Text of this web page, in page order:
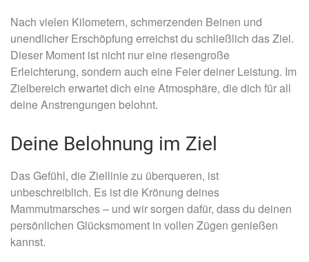
Nach vielen Kilometern, schmerzenden Beinen und
unendlicher Erschöpfung erreichst du schließlich das Ziel.
Dieser Moment ist nicht nur eine riesengroße
Erleichterung, sondern auch eine Feier deiner Leistung. Im
Zielbereich erwartet dich eine Atmosphäre, die dich für all
deine Anstrengungen belohnt.
Deine Belohnung im Ziel
Das Gefühl, die Ziellinie zu überqueren, ist
unbeschreiblich. Es ist die Krönung deines
Mammutmarsches – und wir sorgen dafür, dass du deinen
persönlichen Glücksmoment in vollen Zügen genießen
kannst.